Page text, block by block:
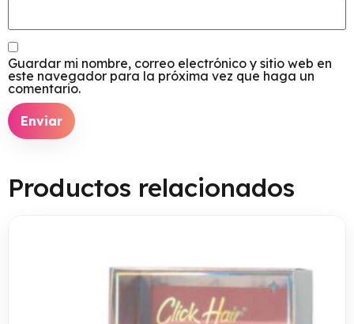
Guardar mi nombre, correo electrónico y sitio web en
este navegador para la próxima vez que haga un
comentario.
Productos relacionados